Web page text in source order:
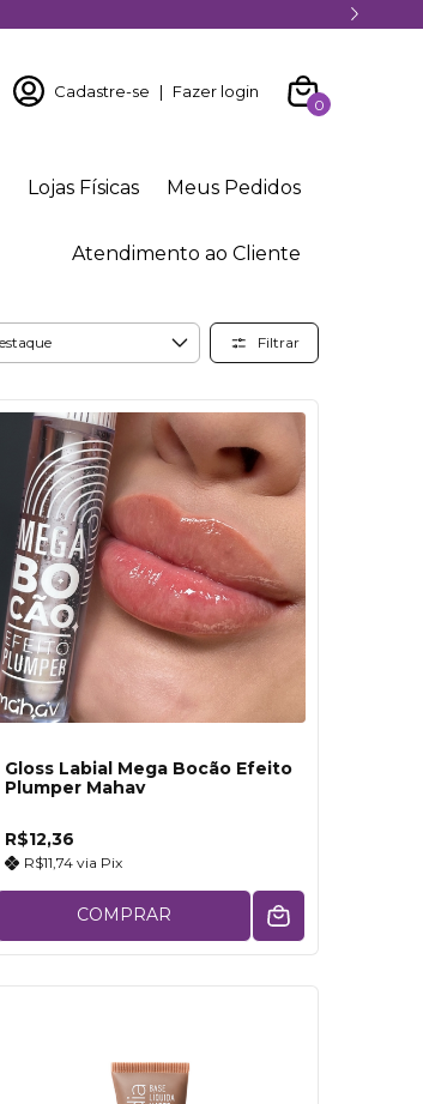
Cadastre-se | Fazer login
0
Lojas Físicas Meus Pedidos
Atendimento ao Cliente
Filtrar
Gloss Labial Mega Bocão Efeito
Plumper Mahav
R$12,36
R$11,74 via Pix
COMPRAR